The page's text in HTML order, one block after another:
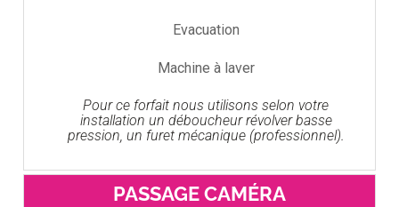
Evacuation
Machine à laver
Pour ce forfait nous utilisons selon votre
installation un déboucheur révolver basse
pression, un furet mécanique (professionnel).
PASSAGE CAMÉRA